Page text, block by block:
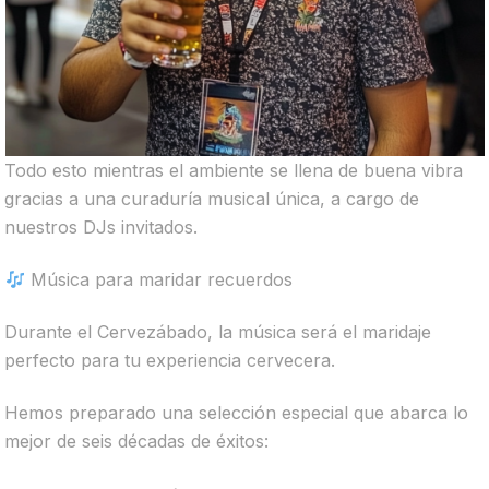
Todo esto mientras el ambiente se llena de buena vibra
gracias a una curaduría musical única, a cargo de
nuestros DJs invitados.
Música para maridar recuerdos
Durante el Cervezábado, la música será el maridaje
perfecto para tu experiencia cervecera.
Hemos preparado una selección especial que abarca lo
mejor de seis décadas de éxitos: